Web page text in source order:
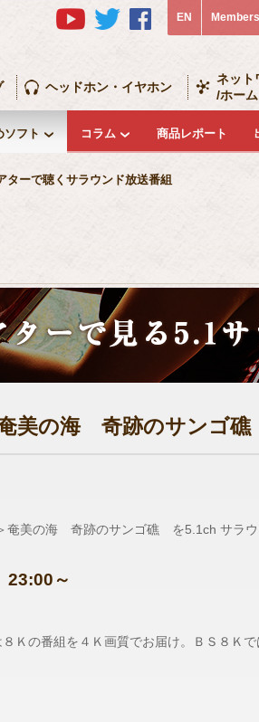
EN
ソフト
ターで聴くサラウンド放送番組
コラム 商品レポート
ヘッドホン・イヤホン
ネット
/ホー
美の海 奇跡のサンゴ礁
奄美の海 奇跡のサンゴ礁 を5.1ch サラウ
～
Ｋの番組を４Ｋ画質でお届け。ＢＳ８Ｋ